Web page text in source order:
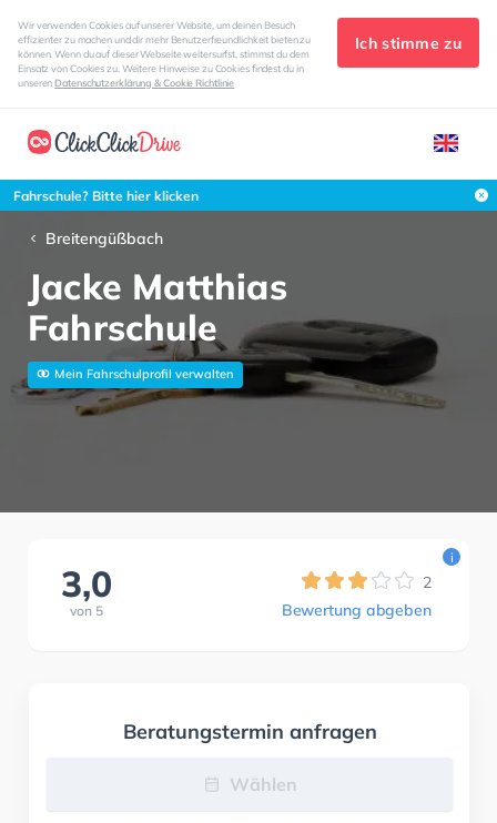
Wir verwenden Cookies auf unserer Website, um deinen Besuch
effizienter zu machen und dir mehr Benutzerfreundlichkeit bieten zu
können. Wenn du auf dieser Webseite weitersurfst, stimmst du dem
Einsatz von Cookies zu. Weitere Hinweise zu Cookies findest du in
unserenDatenschutzerklärung & Cookie Richtlinie
Ich stimme zu
Fahrschule? Bitte hier klicken
Breitengüßbach
Jacke Matthias
Fahrschule
Mein Fahrschulprofil verwalten
3,0
von 5
2
Bewertung abgeben
i
Beratungstermin anfragen
Wählen